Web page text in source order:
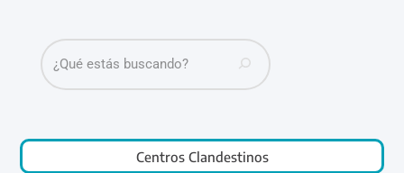
Centros Clandestinos